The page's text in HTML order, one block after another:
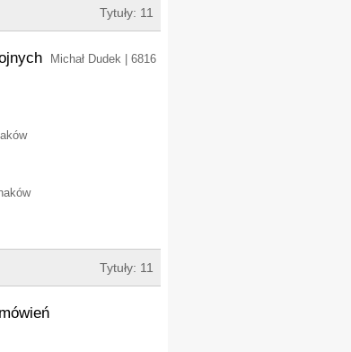
Tytuły: 11
Michał Dudek | 6816
Tytuły: 11